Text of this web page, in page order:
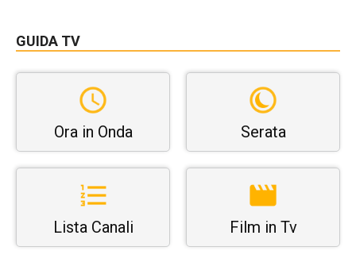
GUIDA TV
Ora in Onda Serata
Lista Canali Film in Tv